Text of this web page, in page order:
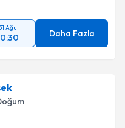
Ağu
Daha Fazla